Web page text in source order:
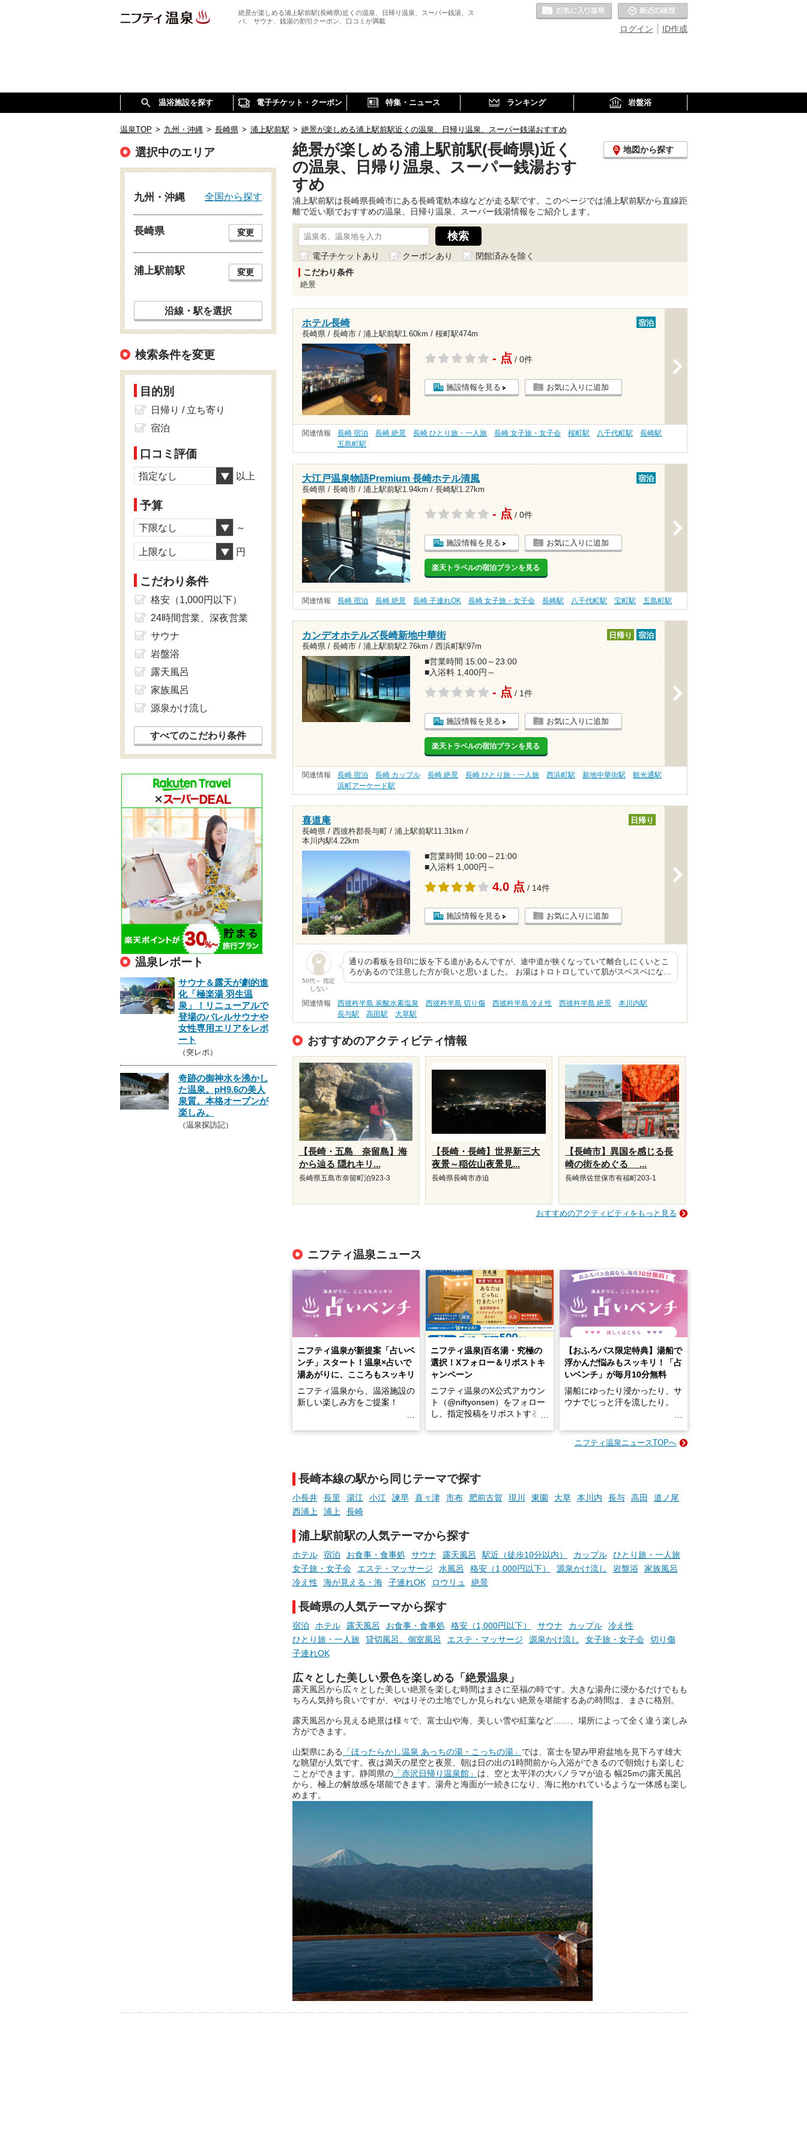
絶景が楽しめる浦上駅前駅(長崎県)近くの温泉、日帰り温泉、スーパー銭湯、ス
パ、 サウナ、銭湯の割引クーポン、口コミが満載
ID作成
ログイン
お気に入りの温泉
温浴施設を探す 電子チケット・クーポン 特集・ニュース ランキング 岩盤浴
温泉TOP > 九州・沖縄 > 長崎県 > 浦上駅前駅 > 絶景が楽しめる浦上駅前駅近くの温泉、日帰り温泉、スーパー銭湯おすすめ
絶景が楽しめる浦上駅前駅(長崎県)近く
の温泉、日帰り温泉、スーパー銭湯おす
すめ
地図から探す
浦上駅前駅は長崎県長崎市にある長崎電軌本線などが走る駅です。このページでは浦上駅前駅から直線距
離で近い順でおすすめの温泉、日帰り温泉、スーパー銭湯情報をご紹介します。
電子チケットあり クーポンあり
閉館済みを除く
こだわり条件
絶景
ホテル長崎
長崎県 / 長崎市 / 浦上駅前駅1.60km / 桜町駅474m
宿泊
- 点 / 0件
施設情報を見る お気に入りに追加
関連情報 長崎 宿泊 長崎 絶景 長崎 ひとり旅・一人旅 長崎 女子旅・女子会 桜町駅 八千代町駅
長崎駅
五島町駅
大江戸温泉物語Premium 長崎ホテル清風
長崎県 / 長崎市 / 浦上駅前駅1.94km / 長崎駅1.27km
宿泊
- 点 / 0件
施設情報を見る お気に入りに追加
楽天トラベルの宿泊プランを見る
関連情報 長崎 宿泊 長崎 絶景 長崎 子連れOK 長崎 女子旅・女子会 長崎駅 八千代町駅 宝町駅 五島町駅
カンデオホテルズ長崎新地中華街
長崎県 / 長崎市 / 浦上駅前駅2.76km / 西浜町駅97m
日帰り 宿泊
■営業時間 15:00～23:00
■入浴料 1,400円～
- 点 / 1件
施設情報を見る お気に入りに追加
楽天トラベルの宿泊プランを見る
関連情報 長崎 宿泊 長崎 カップル 長崎 絶景 長崎 ひとり旅・一人旅 西浜町駅 新地中華街駅
観光通駅
浜町アーケード駅
喜道庵
長崎県 / 西彼杵郡長与町 / 浦上駅前駅11.31km /
本川内駅4.22km
日帰り
■営業時間 10:00～21:00
■入浴料 1,000円～
4.0 点 / 14件
施設情報を見る お気に入りに追加
50代～ 指定
しない
通りの看板を目印に坂を下る道があるんですが、途中道が狭くなっていて離合しにくいとこ
ろがあるので注意した方が良いと思いました。 お湯はトロトロしていて肌がスベスベにな…
関連情報 西彼杵半島 炭酸水素塩泉 西彼杵半島 切り傷 西彼杵半島 冷え性 西彼杵半島 絶景
本川内駅
長与駅
高田駅 大草駅
おすすめのアクティビティ情報
【長崎・五島 奈留島】海
から辿る 隠れキリ...
長崎県五島市奈留町泊923-3
【長崎・長崎】世界新三大
夜景～稲佐山夜景見...
長崎県長崎市赤迫
【長崎市】異国を感じる長
崎の街をめぐる ...
長崎県佐世保市有福町203-1
おすすめのアクティビティをもっと見る
ニフティ温泉ニュース
ニフティ温泉が新提案「占いベ
ンチ」スタート！温泉×占いで
湯あがりに、こころもスッキリ
ニフティ温泉から、温浴施設の
新しい楽しみ方をご提案！
手相やタロットなど気軽に楽し
める占いで、“ととのう”おふろ
時間を、もっと特別に。
ニフティ温泉|百名湯・究極の
選択！Xフォロー＆リポストキ
ャンペーン
ニフティ温泉のX公式アカウン
ト（@niftyonsen）をフォロー
し、指定投稿をリポストする
【おふろパス限定特典】湯船で
浮かんだ悩みもスッキリ！「占
いベンチ」が毎月10分無料
湯船にゆったり浸かったり、サ
ウナでじっと汗を流したり。
そんな「一人でぼんやり過ごす
でくることはありませんか？
らこそ向き合える、大切な自分
の本音。
とができるサービスです。
料」でご利用いただけます。
お湯で体がほぐれたら、次は占
ニフティ温泉ニュースTOPへ
長崎本線の駅から同じテーマで探す
小長井 長里 湯江 小江 諫早 喜々津 市布 肥前古賀 現川 東園 大草 本川内 長与 高田
道ノ尾
西浦上
浦上 長崎
浦上駅前駅の人気テーマから探す
ホテル 宿泊 お食事・食事処 サウナ 露天風呂 駅近（徒歩10分以内） カップル
ひとり旅・一人旅
女子旅・女子会
エステ・マッサージ 水風呂 格安（1,000円以下） 源泉かけ流し 岩盤浴
家族風呂
冷え性
海が見える・海 子連れOK ロウリュ 絶景
長崎県の人気テーマから探す
宿泊 ホテル 露天風呂 お食事・食事処 格安（1,000円以下） サウナ カップル
冷え性
ひとり旅・一人旅
貸切風呂、個室風呂 エステ・マッサージ 源泉かけ流し 女子旅・女子会
切り傷
子連れOK
広々とした美しい景色を楽しめる「絶景温泉」
露天風呂から広々とした美しい絶景を楽しむ時間はまさに至福の時です。大きな湯舟に浸かるだけでもも
ちろん気持ち良いですが、やはりその土地でしか見られない絶景を堪能するあの時間は、まさに格別。
露天風呂から見える絶景は様々で、富士山や海、美しい雪や紅葉など……、場所によって全く違う楽しみ
方ができます。
山梨県にある 「ほったらかし温泉 あっちの湯・こっちの湯」 では、富士を望み甲府盆地を見下ろす雄大
な眺望が人気です。夜は満天の星空と夜景、朝は日の出の1時間前から入浴ができるので朝焼けも楽しむ
ことができます。静岡県の「赤沢日帰り温泉館」 は、空と太平洋の大パノラマが迫る 幅25mの露天風呂
から、極上の解放感を堪能できます。湯舟と海面が一続きになり、海に抱かれているような一体感も楽し
めます。
選択中のエリア
九州・沖縄 全国から探す
長崎県 変更
浦上駅前駅 変更
沿線・駅を選択
検索条件を変更
目的別
日帰り / 立ち寄り
宿泊
口コミ評価
指定なし 以上
予算
下限なし ～
上限なし 円
こだわり条件
格安（1,000円以下）
24時間営業、深夜営業
サウナ
岩盤浴
露天風呂
家族風呂
源泉かけ流し
すべてのこだわり条件
温泉レポート
サウナ＆露天が劇的進
化「極楽湯 羽生温
泉」！リニューアルで
登場のバレルサウナや
女性専用エリアをレポ
ート
（突レポ）
奇跡の御神水を沸かし
た温泉。pH9.6の美人
泉質。本格オープンが
楽しみ。
（温泉探訪記）